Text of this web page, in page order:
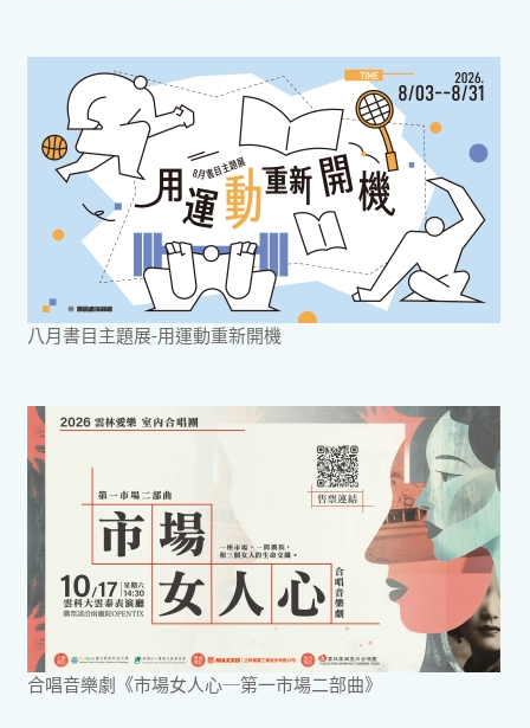
八月書目主題展-用運動重新開機
合唱音樂劇《市場女人心─第一市場二部曲》